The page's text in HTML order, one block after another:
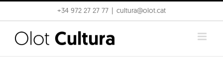
to
content
+34 972 27 27 77 cultura@olot.cat